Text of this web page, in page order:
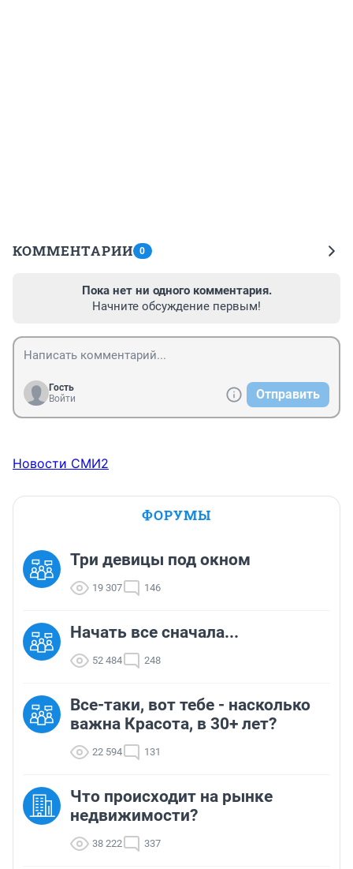
КОММЕНТАРИИ 0
Пока нет ни одного комментария.
Начните обсуждение первым!
Гость
Войти
Отправить
Новости СМИ2
ФОРУМЫ
Три девицы под окном
19 307 146
Начать все сначала...
52 484 248
Все-таки, вот тебе - насколько
важна Красота, в 30+ лет?
22 594 131
Что происходит на рынке
недвижимости?
38 222 337